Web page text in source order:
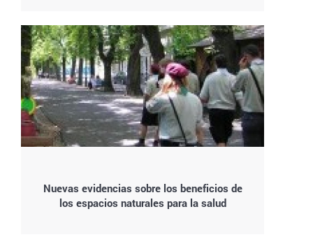
Nuevas evidencias sobre los beneficios de
los espacios naturales para la salud